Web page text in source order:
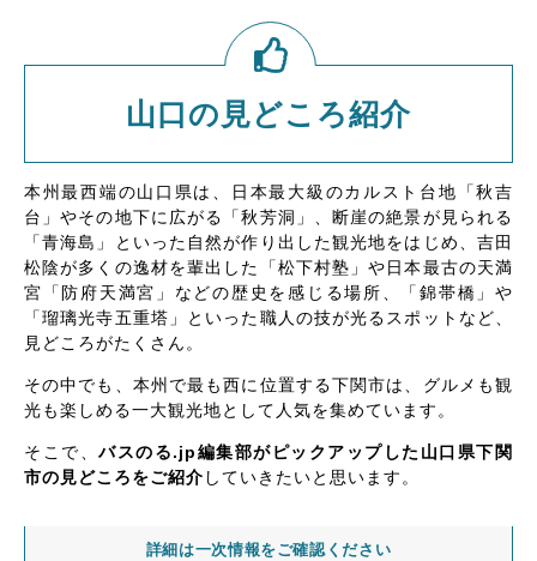
山口の見どころ紹介
本州最西端の山口県は、日本最大級のカルスト台地「秋吉
台」やその地下に広がる「秋芳洞」、断崖の絶景が見られる
「青海島」といった自然が作り出した観光地をはじめ、吉田
松陰が多くの逸材を輩出した「松下村塾」や日本最古の天満
宮「防府天満宮」などの歴史を感じる場所、「錦帯橋」や
「瑠璃光寺五重塔」といった職人の技が光るスポットなど、
見どころがたくさん。
その中でも、本州で最も西に位置する下関市は、グルメも観
光も楽しめる一大観光地として人気を集めています。
そこで、バスのる.jp編集部がピックアップした山口県下関
市の見どころをご紹介 していきたいと思います。
詳細は一次情報をご確認ください